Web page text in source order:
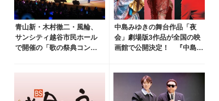
青山新・木村徹二・風輪、
サンシティ越谷市民ホール
で開催の「歌の祭典コンサ
躍るステージを披露
中島みゆきの舞台作品「夜
会」劇場版3作品が全国の映
画館で公開決定！ 『中島み
より上映